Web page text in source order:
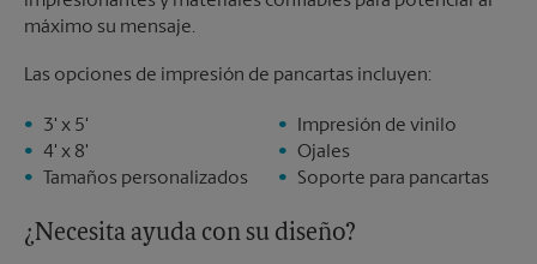
máximo su mensaje.
Las opciones de impresión de pancartas incluyen:
3' x 5'
4' x 8'
Tamaños personalizados
Impresión de vinilo
Ojales
Soporte para pancartas
¿Necesita ayuda con su diseño?